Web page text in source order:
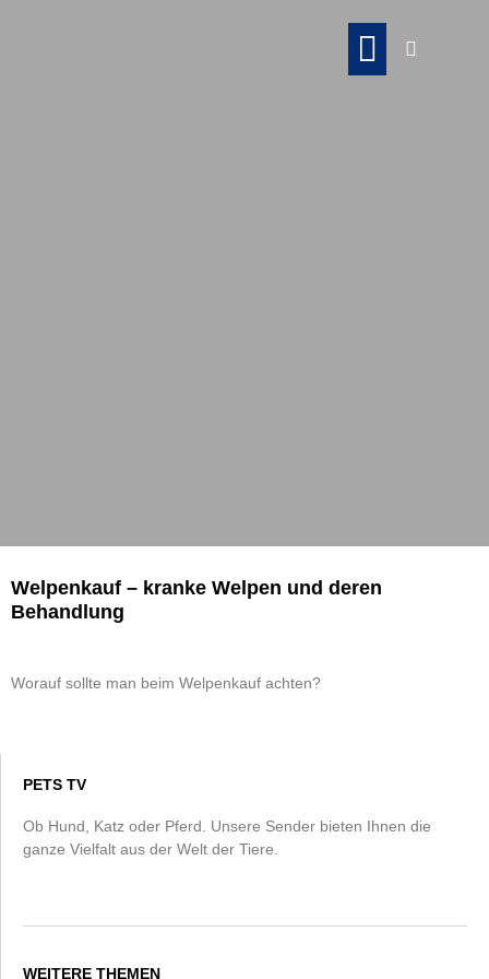
Welpenkauf – kranke Welpen und deren
Behandlung
Worauf sollte man beim Welpenkauf achten?
PETS TV
Ob Hund, Katz oder Pferd. Unsere Sender bieten Ihnen die
ganze Vielfalt aus der Welt der Tiere.
WEITERE THEMEN